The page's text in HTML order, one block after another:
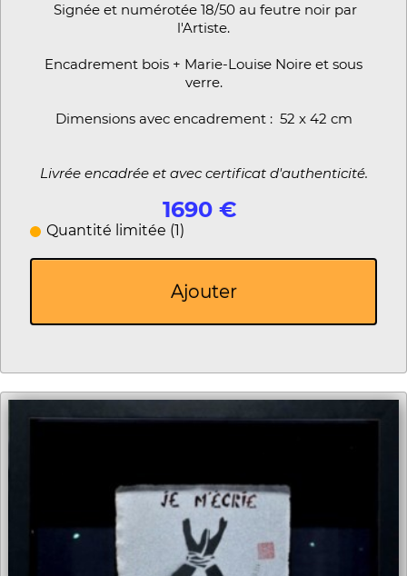
Signée et numérotée 18/50 au feutre noir par
l'Artiste.
Encadrement bois + Marie-Louise Noire et sous
verre.
Dimensions avec encadrement : 52 x 42 cm
Livrée encadrée et avec certificat d'authenticité.
1690 €
Quantité limitée (1)
Ajouter